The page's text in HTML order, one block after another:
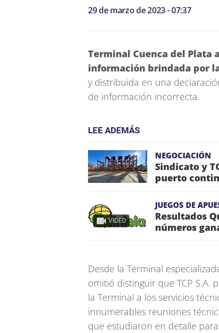
29 de marzo de 2023 - 07:37
Terminal Cuenca del Plata
información brindada por
y distribuida en una
de información incorrecta.
LEE ADEMÁS
NEGOCIACIÓN
Sindicato y
puerto
VIDEO
JUEGOS DE
Resultados
números
Desde la Terminal
omitió distinguir que TCP S.A.
la Terminal a los servicios
innumerables reuniones
que estudiaron en detalle